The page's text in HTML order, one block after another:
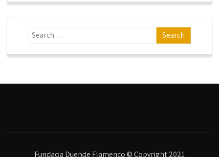
Fundacja Duende Flamenco © Copyright 2021